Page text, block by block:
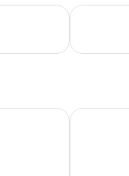
mañana ago 9 -
Consulta
Kópasker